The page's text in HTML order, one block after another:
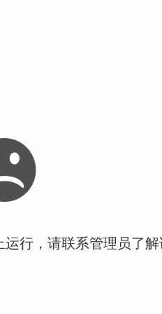
行，请联系管理员了